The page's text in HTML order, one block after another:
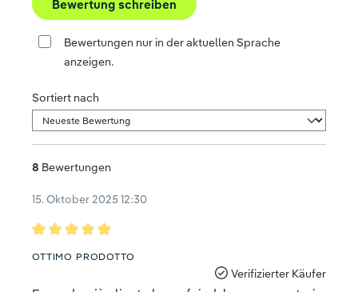
Bewertung schreiben
Bewertungen nur in der aktuellen Sprache
anzeigen.
Sortiert nach
8 Bewertungen
15. Oktober 2025 12:30
Bewertung mit 5 von 5 Sternen
OTTIMO PRODOTTO
Verifizierter Käufer